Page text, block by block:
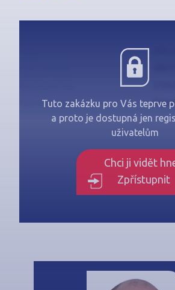
Typ nemovitosti
Tuto zakázku pro Vás teprve
a proto je dostupná jen
uživatelům
Chci ji vidět
Zpřístupnit